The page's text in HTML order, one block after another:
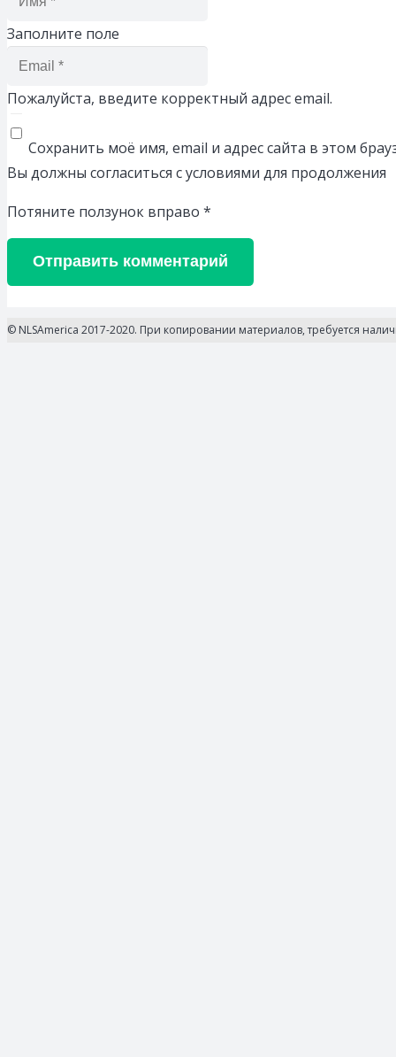
Заполните поле
Пожалуйста, введите корректный адрес email.
Сохранить моё имя, email и адрес сайта в этом
Вы должны согласиться с условиями для продолжения
Потяните ползунок вправо *
Отправить комментарий
© NLSAmerica 2017-2020. При копировании материалов, требуется